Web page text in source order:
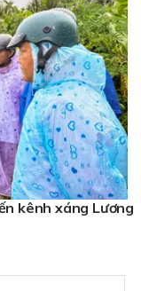
kênh xáng Lương